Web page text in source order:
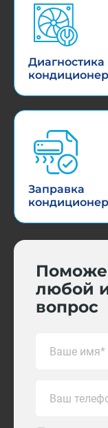
Диагностика
Заправка
любой
вопрос